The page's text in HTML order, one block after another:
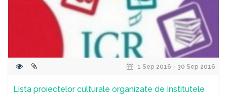
1 Sep 2016 - 30 Sep 2016
Lista proiectelor culturale organizate de Institutele